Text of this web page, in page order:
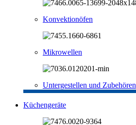
Konvektionöfen
Mikrowellen
Untergestellen und Zubehören
Küchengeräte